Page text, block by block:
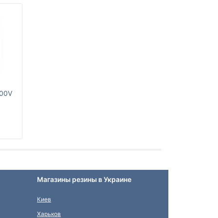
Магазины резины в Украине
Киев
Харьков